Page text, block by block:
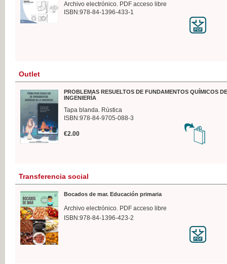
Archivo electrónico. PDF acceso libre
ISBN:978-84-1396-433-1
Outlet
PROBLEMAS RESUELTOS DE FUNDAMENTOS QUÍMICOS
INGENIERÍA
Tapa blanda. Rústica
ISBN:978-84-9705-088-3
€2.00
Transferencia social
Bocados de mar. Educación primaria
Archivo electrónico. PDF acceso libre
ISBN:978-84-1396-423-2